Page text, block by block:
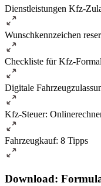
Dienstleistungen Kfz-
Wunschkennzeichen
Checkliste für Kfz-
Digitale
Kfz-Steuer:
Fahrzeugkauf: 8 Tipps
Download: